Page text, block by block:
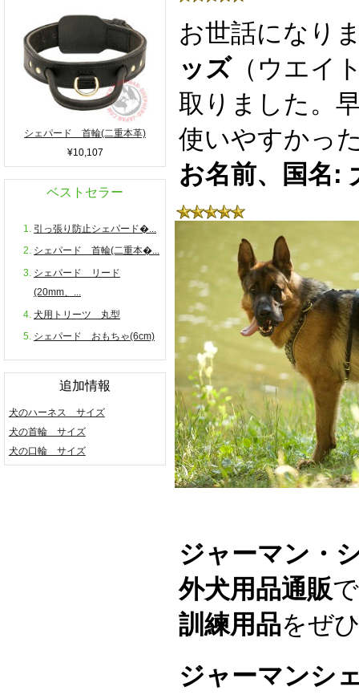
シェパード 首輪(二重本革)
¥10,107
ベストセラー
引っ張り防止シェパード�...
シェパード 首輪(二重本�...
シェパード リード
(20mm、...
犬用トリーツ 丸型
シェパード おもちゃ(6cm)
追加情報
犬のハーネス サイズ
犬の首輪 サイズ
犬の口輪 サイズ
お世話になり
ッズ（ウエイ
取りました。
使いやすかっ
お名前、国名:
ジャーマン・
外犬用品通販
訓練用品をぜ
ジャーマンシ